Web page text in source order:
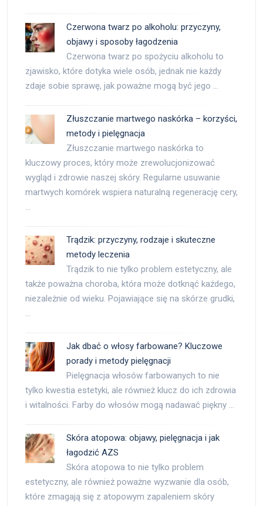
Czerwona twarz po alkoholu: przyczyny,
objawy i sposoby łagodzenia
Czerwona twarz po spożyciu alkoholu to
zjawisko, które dotyka wiele osób, jednak nie każdy
zdaje sobie sprawę, jak poważne mogą być jego …
Złuszczanie martwego naskórka – korzyści,
metody i pielęgnacja
Złuszczanie martwego naskórka to
kluczowy proces, który może zrewolucjonizować
wygląd i zdrowie naszej skóry. Regularne usuwanie
martwych komórek wspiera naturalną regenerację cery,
…
Trądzik: przyczyny, rodzaje i skuteczne
metody leczenia
Trądzik to nie tylko problem estetyczny, ale
także poważna choroba, która może dotknąć każdego,
niezależnie od wieku. Pojawiające się na skórze grudki,
…
Jak dbać o włosy farbowane? Kluczowe
porady i metody pielęgnacji
Pielęgnacja włosów farbowanych to nie
tylko kwestia estetyki, ale również klucz do ich zdrowia
i witalności. Farby do włosów mogą nadawać piękny …
Skóra atopowa: objawy, pielęgnacja i jak
łagodzić AZS
Skóra atopowa to nie tylko problem
estetyczny, ale również poważne wyzwanie dla osób,
które zmagają się z atopowym zapaleniem skóry